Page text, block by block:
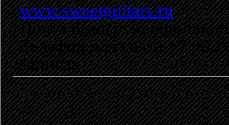
www.sweetguitars.ru
Почта
Телефон для связи +7 903
Записан